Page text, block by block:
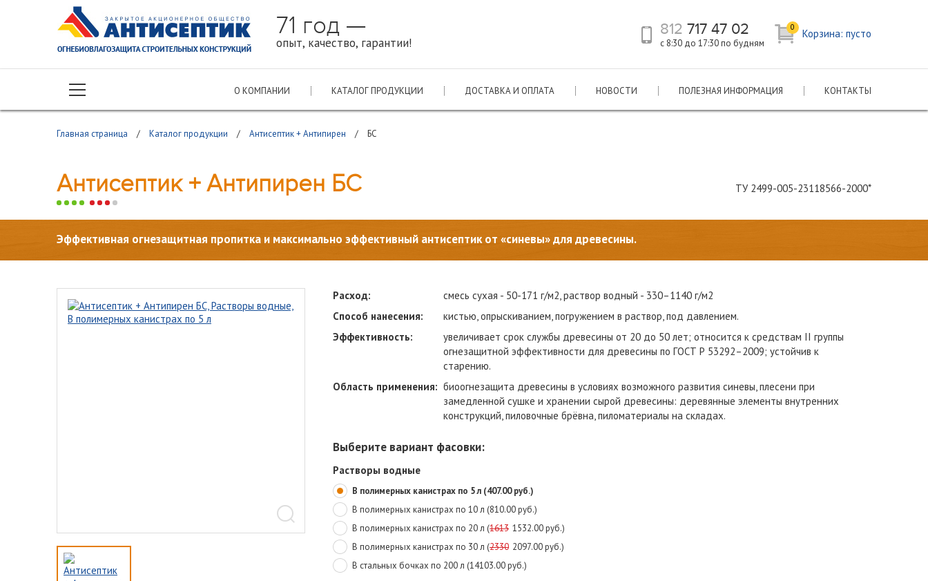
71 год —
опыт, качество, гарантии!
0 Корзина: пусто
812 717 47 02
с 8:30 до 17:30 по будням
О КОМПАНИИ КАТАЛОГ ПРОДУКЦИИ ДОСТАВКА И ОПЛАТА НОВОСТИ ПОЛЕЗНАЯ ИНФОРМАЦИЯ КОНТАКТЫ
Главная страница / Каталог продукции / Антисептик + Антипирен / БС
Антисептик + Антипирен БС ТУ 2499-005-23118566-2000*
Эффективная огнезащитная пропитка и максимально эффективный антисептик от «синевы» для древесины.
Расход:
смесь сухая - 50-171 г/м2, раствор водный - 330–1140 г/м2
Способ нанесения:
кистью, опрыскиванием, погружением в раствор, под давлением.
Эффективность:
увеличивает срок службы древесины от 20 до 50 лет; относится к средствам II группы
огнезащитной эффективности для древесины по ГОСТ Р 53292–2009; устойчив к
старению.
Область применения: биоогнезащита древесины в условиях возможного развития синевы, плесени при
замедленной сушке и хранении сырой древесины: деревянные элементы внутренних
конструкций, пиловочные брёвна, пиломатериалы на складах.
Выберите вариант фасовки:
Растворы водные
В полимерных канистрах по 5 л (407.00 руб.)
В полимерных канистрах по 10 л (810.00 руб.)
В полимерных канистрах по 20 л (1613 1532.00 руб.)
В полимерных канистрах по 30 л (2330 2097.00 руб.)
В стальных бочках по 200 л (14103.00 руб.)